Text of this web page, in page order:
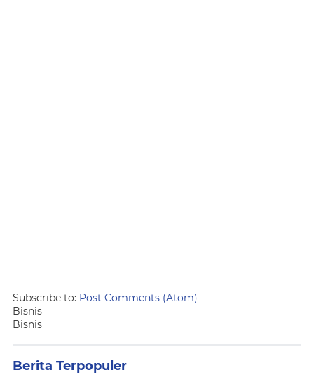
Subscribe to: Post Comments (Atom)
Bisnis
Bisnis
Berita Terpopuler